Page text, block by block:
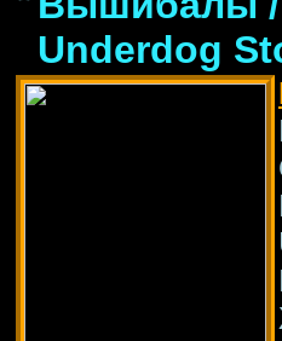
Underdog